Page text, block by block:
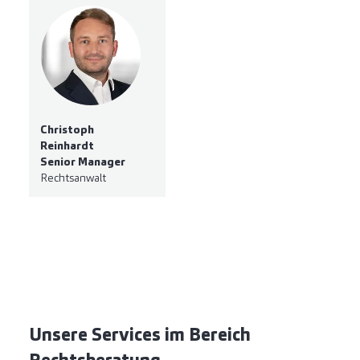
Christoph
Reinhardt
Senior Manager
Rechtsanwalt
Unsere Services im Bereich